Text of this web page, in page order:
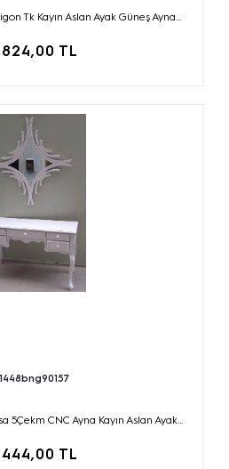
Tk Kayın Aslan Ayak Güneş Ayna...
TL
5Çekm CNC Ayna Kayın Aslan Ayak...
TL